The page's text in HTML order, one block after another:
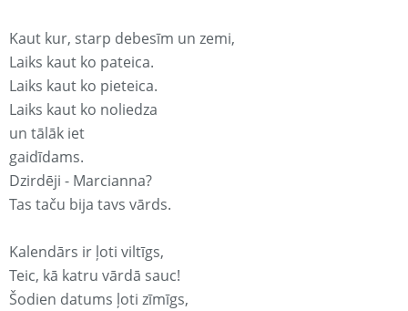
Kaut kur, starp debesīm un zemi,
Laiks kaut ko pateica.
Laiks kaut ko pieteica.
Laiks kaut ko noliedza
un tālāk iet
gaidīdams.
Dzirdēji - Marcianna?
Tas taču bija tavs vārds.
Kalendārs ir ļoti viltīgs,
Teic, kā katru vārdā sauc!
Šodien datums ļoti zīmīgs,